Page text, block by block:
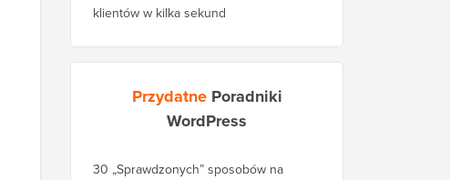
klientów w kilka sekund
Przydatne Poradniki
WordPress
30 „Sprawdzonych” sposobów na